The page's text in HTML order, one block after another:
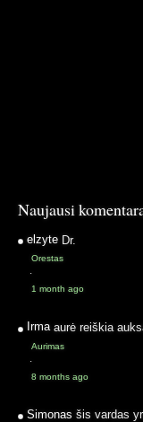
Naujausi
elzyte Dr.
Orestas
·
1 month ago
Irma aurė reiškia
Aurimas
·
8 months ago
Simonas šis vardas